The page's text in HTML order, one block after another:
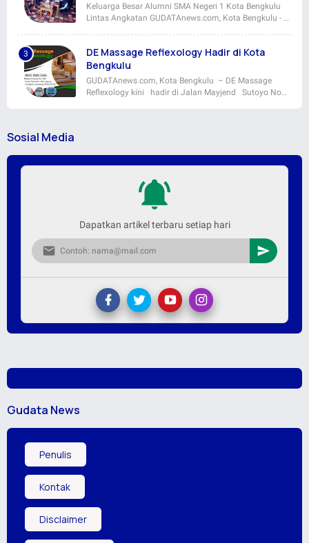
Keluarga Besar Alumni SMA Negeri 1 Kota Bengkulu
Lintas Angkatan GUDATAnews.com, Kota Bengkulu - …
DE Massage Reflexology Hadir di Kota
Bengkulu
GUDATAnews.com, Kota Bengkulu – DE Massage
Reflexology kini hadir di Jalan Mayjend Sutoyo No…
Sosial Media
Dapatkan artikel terbaru setiap hari
Gudata News
Penulis
Kontak
Disclaimer